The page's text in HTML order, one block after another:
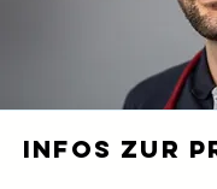
INFOS zur